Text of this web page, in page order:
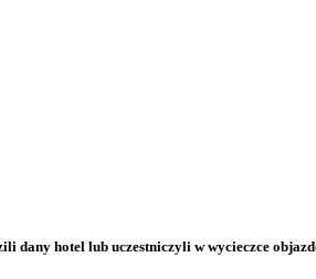
dany hotel lub uczestniczyli w wycieczce